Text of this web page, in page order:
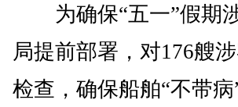
为确保“五一”假期
局提前部署，对176艘
检查，确保船舶“不带病